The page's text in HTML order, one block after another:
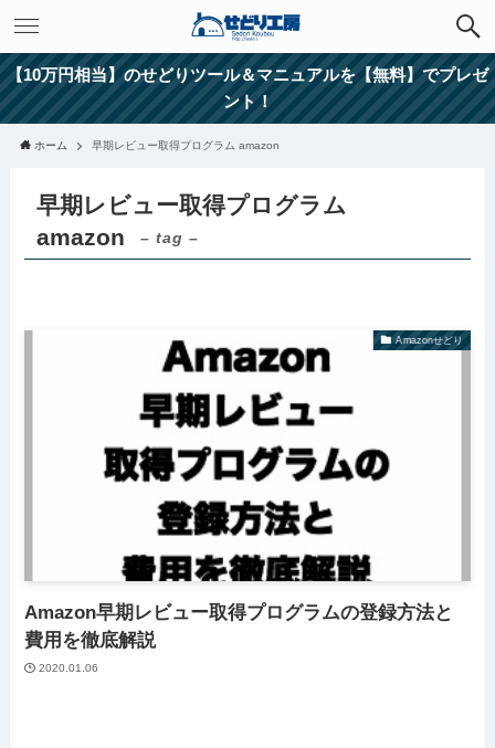
【10万円相当】のせどりツール＆マニュアルを【無料】でプレゼ
ント！
ホーム 早期レビュー取得プログラム amazon
早期レビュー取得プログラム
amazon
– tag –
Amazonせどり
Amazon早期レビュー取得プログラムの登録方法と
費用を徹底解説
2020.01.06